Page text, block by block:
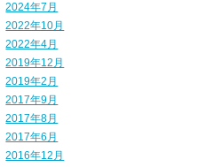
2024年7月
2022年10月
2022年4月
2019年12月
2019年2月
2017年9月
2017年8月
2017年6月
2016年12月